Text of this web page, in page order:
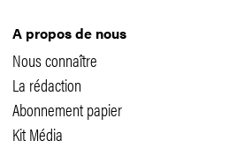
A propos de nous
Nous connaître
La rédaction
Abonnement papier
Kit Média